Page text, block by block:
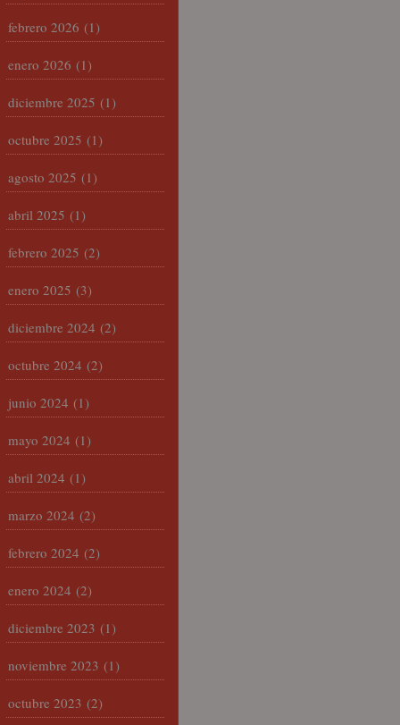
febrero 2026 (1)
enero 2026 (1)
diciembre 2025 (1)
octubre 2025 (1)
agosto 2025 (1)
abril 2025 (1)
febrero 2025 (2)
enero 2025 (3)
diciembre 2024 (2)
octubre 2024 (2)
junio 2024 (1)
mayo 2024 (1)
abril 2024 (1)
marzo 2024 (2)
febrero 2024 (2)
enero 2024 (2)
diciembre 2023 (1)
noviembre 2023 (1)
octubre 2023 (2)